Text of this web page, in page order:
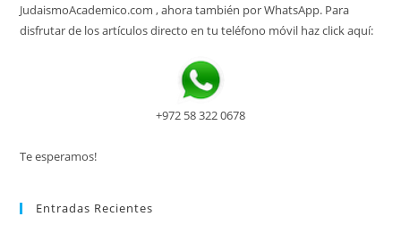
JudaismoAcademico.com , ahora también por WhatsApp. Para
disfrutar de los artículos directo en tu teléfono móvil haz click aquí:
+972 58 322 0678
Te esperamos!
Entradas Recientes